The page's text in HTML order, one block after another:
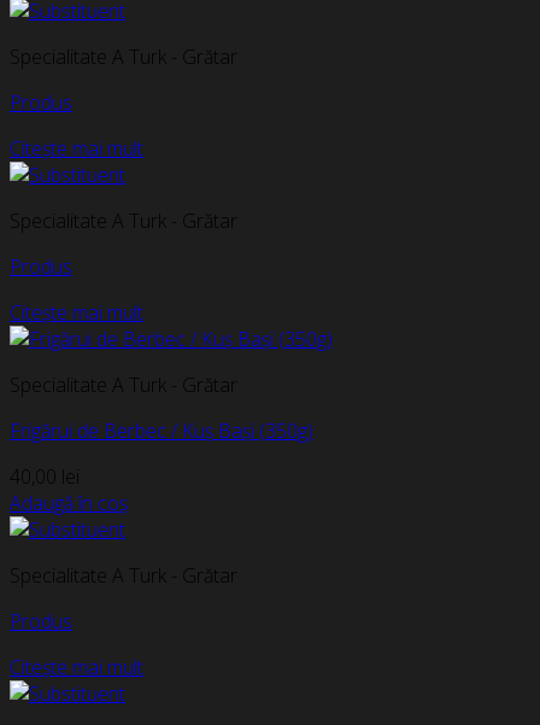
Specialitate A Turk - Grătar
Produs
Citește mai mult
Specialitate A Turk - Grătar
Produs
Citește mai mult
Specialitate A Turk - Grătar
Frigărui de Berbec / Kuș Bași (350g)
40,00 lei
Adaugă în coș
Specialitate A Turk - Grătar
Produs
Citește mai mult